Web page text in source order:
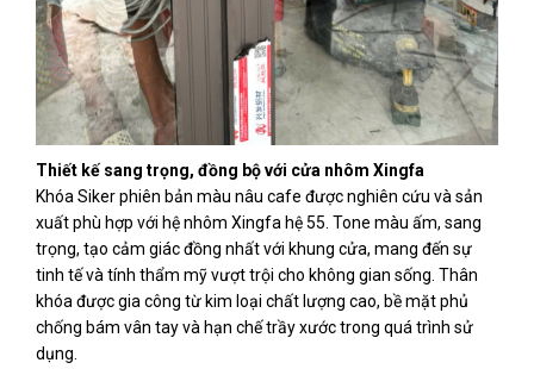
Thiết kế sang trọng, đồng bộ với cửa nhôm Xingfa
Khóa Siker phiên bản màu nâu cafe được nghiên cứu và sản
xuất phù hợp với hệ nhôm Xingfa hệ 55. Tone màu ấm, sang
trọng, tạo cảm giác đồng nhất với khung cửa, mang đến sự
tinh tế và tính thẩm mỹ vượt trội cho không gian sống. Thân
khóa được gia công từ kim loại chất lượng cao, bề mặt phủ
chống bám vân tay và hạn chế trầy xước trong quá trình sử
dụng.